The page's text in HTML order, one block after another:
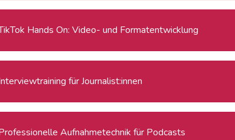
Hands On: Video- und Formatentwicklung
für Journalist:innen
Aufnahmetechnik für Podcasts